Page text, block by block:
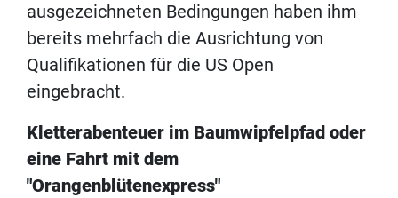
ausgezeichneten Bedingungen haben ihm
bereits mehrfach die Ausrichtung von
Qualifikationen für die US Open
eingebracht.
Kletterabenteuer im Baumwipfelpfad oder
eine Fahrt mit dem
"Orangenblütenexpress"